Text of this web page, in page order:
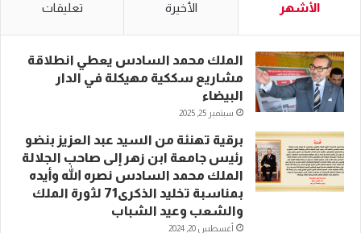
الأشهر الأخيرة تعليقات
الملك محمد السادس يعطي انطلاقة
مشاريع سككية مهيكلة في الدار
البيضاء
سبتمبر 25, 2025
برقية تهنئة من السيد عبد العزيز بنضو
رئيس جامعة ابن زهر إلى صاحب الجلالة
الملك محمد السادس نصره الله وأيده
بمناسبة تخليد الذكرى71 لثورة الملك
والشعب وعيد الشباب
أغسطس 20, 2024